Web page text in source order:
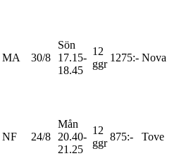
MA 30/8
Sön
17.15-
18.45
12
ggr
1275:- Nova
NF 24/8
Mån
20.40-
21.25
12
ggr
875:- Tove